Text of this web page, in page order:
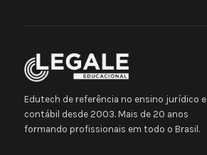
Edutech de referência no ensino jurídico e
contábil desde 2003. Mais de 20 anos
formando profissionais em todo o Brasil.